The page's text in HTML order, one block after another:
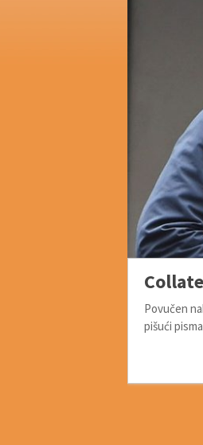
Povučen
pišući